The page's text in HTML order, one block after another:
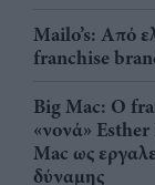
Mailo’s: Από
franchise
Big Mac: Ο
«νονά» Esther
Mac ως
δύναμης